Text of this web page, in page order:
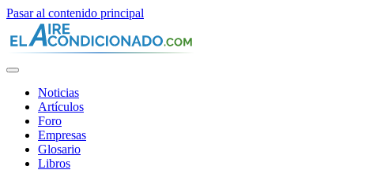
Pasar al contenido principal
Noticias
Artículos
Foro
Empresas
Glosario
Libros